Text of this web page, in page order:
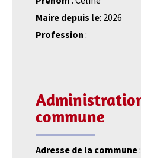
Maire depuis le: 2026
Profession:
commune
Adresse de la commune